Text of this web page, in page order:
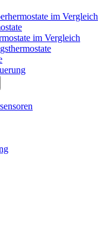
im Vergleich
im Vergleich